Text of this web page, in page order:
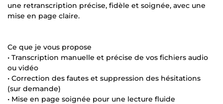
une retranscription précise, fidèle et soignée, avec une
mise en page claire.
Ce que je vous propose
• Transcription manuelle et précise de vos fichiers audio
ou vidéo
• Correction des fautes et suppression des hésitations
(sur demande)
• Mise en page soignée pour une lecture fluide